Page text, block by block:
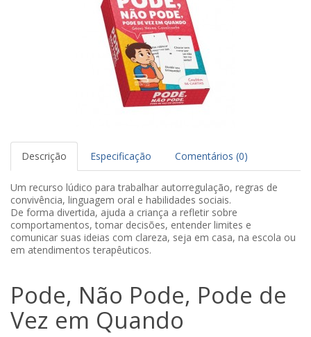
Descrição Especificação Comentários (0)
Um recurso lúdico para trabalhar autorregulação, regras de
convivência, linguagem oral e habilidades sociais.
De forma divertida, ajuda a criança a refletir sobre
comportamentos, tomar decisões, entender limites e
comunicar suas ideias com clareza, seja em casa, na escola ou
em atendimentos terapêuticos.
Pode, Não Pode, Pode de
Vez em Quando